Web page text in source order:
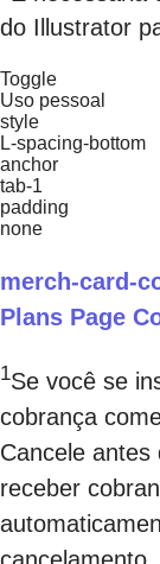
do Illustrator
Toggle
Uso pessoal
style
L-spacing-bottom
anchor
tab-1
padding
none
merch-card-
Plans Page
1Se você se
cobrança
Cancele
receber